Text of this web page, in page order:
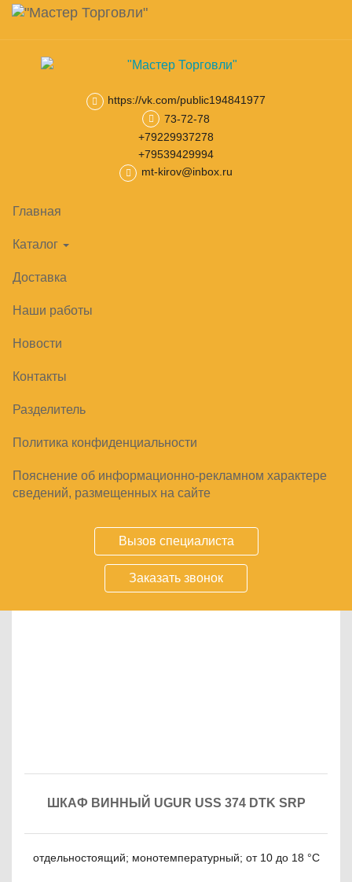
Skip
main
content
Навигация
https://vk.com/public194841977
73-72-78
+79229937278
+79539429994
mt-kirov@inbox.ru
Главная
Каталог
Доставка
Наши работы
Новости
Контакты
Разделитель
Политика конфиденциальности
Пояснение об информационно-рекламном характере
сведений, размещенных на сайте
Вызов специалиста
Заказать звонок
Корзина
товар(ов)
Шкафы и столы холодильные
ВИННЫЕ ШКАФЫ UGUR
ШКАФ ВИННЫЙ UGUR USS 374 DTK SRP
отдельностоящий; монотемпературный; от 10 до 18 °C